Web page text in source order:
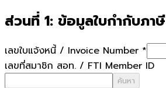
ส่วนที่ 1: ข้อมูลใบกำกับภาษี
เลขใบแจ้งหนี้ / Invoice Number *
เลขที่สมาชิก สอท. / FTI Member ID
ค้นหา